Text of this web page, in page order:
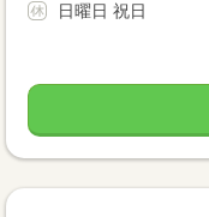
日曜日 祝日